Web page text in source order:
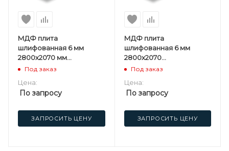
МДФ плита
шлифованная 6 мм
2800х2070 мм
Кроностар F
Под заказ
Цена:
По запросу
ЗАПРОСИТЬ ЦЕНУ
МДФ плита
шлифованная 6 мм
2800х2070
мм Kastamonu ST
Под заказ
Цена:
По запросу
ЗАПРОСИТЬ ЦЕНУ